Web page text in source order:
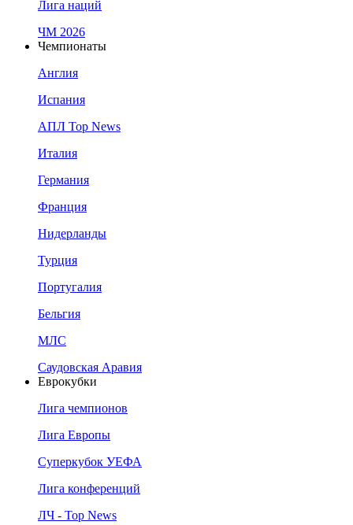
Лига наций
ЧМ 2026
Чемпионаты
Англия
Испания
АПЛ Top News
Италия
Германия
Франция
Нидерланды
Турция
Португалия
Бельгия
МЛС
Саудовская Аравия
Еврокубки
Лига чемпионов
Лига Европы
Суперкубок УЕФА
Лига конференций
ЛЧ - Top News